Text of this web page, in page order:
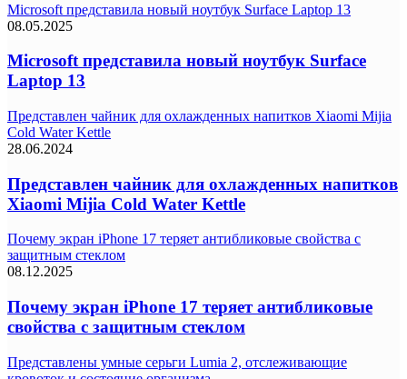
Microsoft представила новый ноутбук Surface Laptop 13
08.05.2025
Microsoft представила новый ноутбук Surface
Laptop 13
Представлен чайник для охлажденных напитков Xiaomi Mijia
Cold Water Kettle
28.06.2024
Представлен чайник для охлажденных напитков
Xiaomi Mijia Cold Water Kettle
Почему экран iPhone 17 теряет антибликовые свойства с
защитным стеклом
08.12.2025
Почему экран iPhone 17 теряет антибликовые
свойства с защитным стеклом
Представлены умные серьги Lumia 2, отслеживающие